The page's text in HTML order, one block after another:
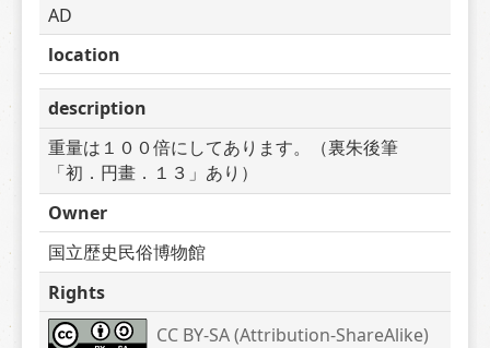
AD
location
description
重量は１００倍にしてあります。（裏朱後筆
「初．円畫．１３」あり）
Owner
国立歴史民俗博物館
Rights
CC BY-SA (Attribution-ShareAlike)